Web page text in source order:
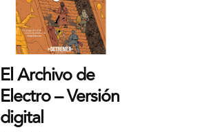
El Archivo de
Electro – Versión
digital